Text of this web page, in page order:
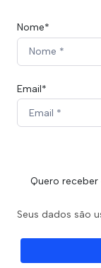
Nome*
Email*
Quero
Seus dados são